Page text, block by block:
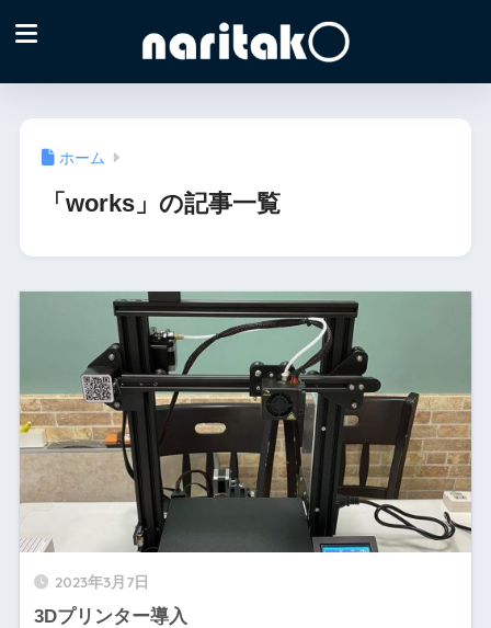
ホーム
「works」の記事一覧
2023年3月7日
3Dプリンター導入